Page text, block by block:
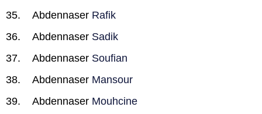
Abdennaser Rafik
Abdennaser Sadik
Abdennaser Soufian
Abdennaser Mansour
Abdennaser Mouhcine